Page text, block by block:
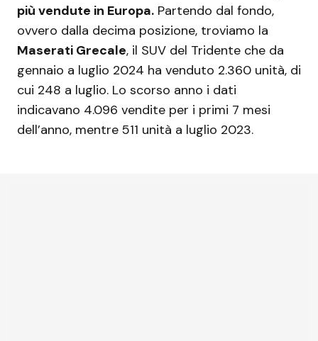
più vendute in Europa. Partendo dal fondo,
ovvero dalla decima posizione, troviamo la
Maserati Grecale, il SUV del Tridente che da
gennaio a luglio 2024 ha venduto 2.360 unità, di
cui 248 a luglio. Lo scorso anno i dati
indicavano 4.096 vendite per i primi 7 mesi
dell’anno, mentre 511 unità a luglio 2023.